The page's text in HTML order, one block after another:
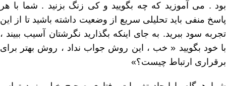
بود . می آموزید که چه بگویید و کی زنگ بزنید . شما با هر
پاسخ منفی باید تحلیلی سریع از وضعیت داشته باشید تا از این
تجربه سود ببرید. به جای اینکه بگذارید نگرشتان آسیب ببیند ،
با خود بگویید « خب ، این روش جواب نداد ، روش بهتر برای
برقراری ارتباط چیست؟»